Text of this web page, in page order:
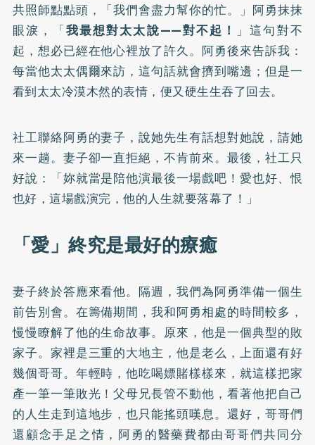
共照師點點頭，「我們會盡力幫你的忙。」阿勇抹抹
眼淚，「我最想對太太說——對不起！ 」這句對不
起，想必已經在他心裡放了許久。阿勇後來告訴我：
每當他太太偶爾來訪，這句話就會擠到嘴邊；但是一
看到太太冷漠木然的表情，便又硬生生吞了回去。
社工聯絡阿勇的妻子，說她先生有話想對她說，請她
來一趟。妻子卻一直拒絕，不肯前來。最後，社工只
好說：「妳就當是陪他演最後一場戲吧！愛也好、恨
也好，這場戲演完，他的人生就要落幕了！」
「愛」終究是最好的療癒
妻子終於答應來看他。隔週，我們為阿勇準備一個生
前告別會。在籌備期間，我和阿勇相處的時間較多，
慢慢瞭解了他的生命故事。原來，他是一個典型的敗
家子。家裡是三重的大地主，他是老么，上面還有好
幾個哥哥。年輕時，他吃喝嫖賭樣樣來，就這樣把家
產一筆一筆敗光！父母兄長管不動他，看著他把自己
的人生走到這地步，也只能搖頭嘆息。還好，哥哥們
還顧念手足之情，阿勇的醫藥費都由哥哥們共同分